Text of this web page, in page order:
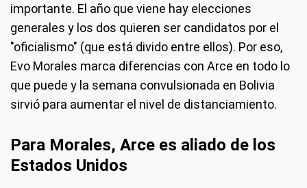
importante. El año que viene hay elecciones
generales y los dos quieren ser candidatos por el
"oficialismo" (que está divido entre ellos). Por eso,
Evo Morales marca diferencias con Arce en todo lo
que puede y la semana convulsionada en Bolivia
sirvió para aumentar el nivel de distanciamiento.
Para Morales, Arce es aliado de los
Estados Unidos